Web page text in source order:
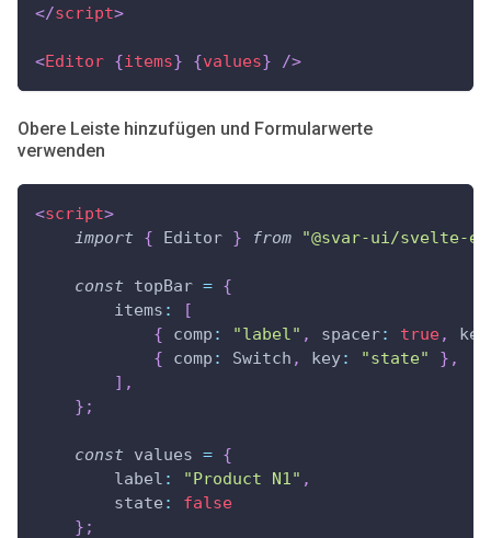
</script>
<Editor {items} {values} />
Obere Leiste hinzufügen und Formularwerte
verwenden
<script>
import
{ Editor } from "@svar-ui/svelte-
const topBar = {
items :
[
{
comp : "label" , spacer: true, key
{
comp : Switch , key: "state" } ,
] ,
} ;
const values = {
label : "Product N1" ,
state :
false
} ;